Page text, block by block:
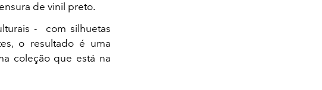
de vinil preto.
- com silhuetas
o resultado é uma
coleção que está na